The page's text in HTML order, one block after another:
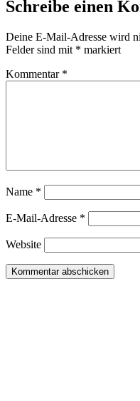
Schreibe einen
Deine E-Mail-Adresse wird
Felder sind mit * markiert
Kommentar *
Name *
E-Mail-Adresse *
Website